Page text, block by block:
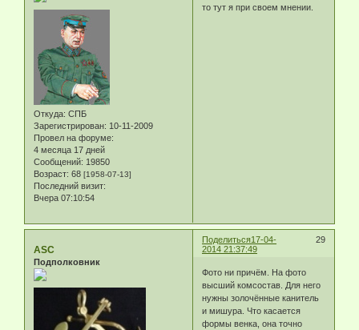
Откуда: СПБ
Зарегистрирован: 10-11-2009
Провел на форуме:
4 месяца 17 дней
Сообщений: 19850
Возраст: 68 [1958-07-13]
Последний визит:
Вчера 07:10:54
то тут я при своем мнении.
Поделиться 29
17-04-
2014 21:37:49
ASC
Подполковник
Фото ни причём. На фото
высший комсостав. Для него
нужны золочённые канитель
и мишура. Что касается
формы венка, она точно